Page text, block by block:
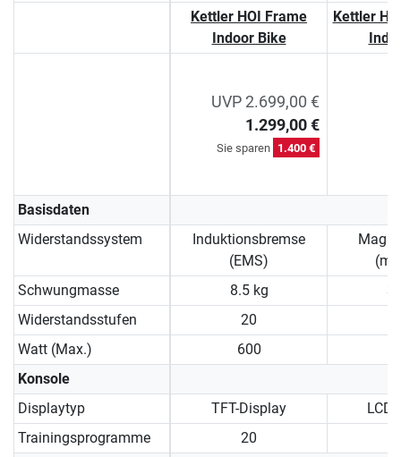
Kettler HOI Frame
Indoor Bike
Kettler
UVP 2.699,00 €
1.299,00 €
Sie sparen 1.400 €
Basisdaten
Widerstandssystem
Induktionsbremse
(EMS)
Schwungmasse
8.5 kg
Widerstandsstufen
20
Watt (Max.)
600
Konsole
Displaytyp
TFT-Display
Trainingsprogramme
20